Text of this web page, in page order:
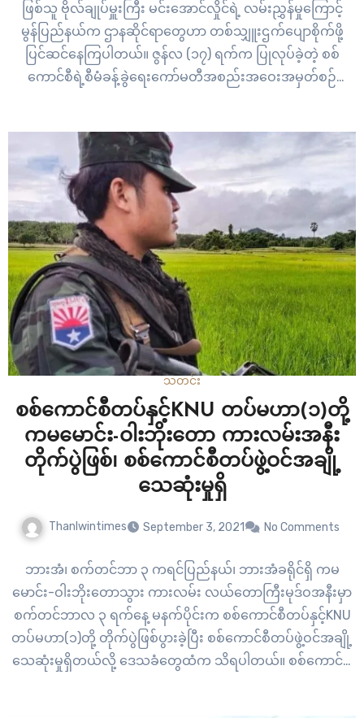
ဖြစ်သူ ဗိုလ်ချုပ်မှူးကြီး မင်းအောင်လှိုင်ရဲ့ လမ်းညွှန်မှုကြောင့်
မွန်ပြည်နယ်က ဌာနဆိုင်ရာတွေဟာ တစ်သျှူးဌက်ပျောစိုက်ဖို့
ပြင်ဆင်နေကြပါတယ်။ ဇွန်လ (၁၇) ရက်က ပြုလုပ်ခဲ့တဲ့ စစ်
ကောင်စီရဲ့စီမံခန့်ခွဲရေးကော်မတီအစည်းအဝေးအမှတ်စဉ်
ည့်ဝသော ငှက်ပျောသီးဝယ်ယူစားသောက်နိုင်ရေးအတွက်
ငှက်ပျောပင်စိုက်ပျိုးလိုပါက တစ်သျှုးဖီးကြမ်းငှက်ပျော နဲ့ တစ်
သျှူးသီးမွှေးငှက်ပျောပင်များကို…
သတင်း
စစ်ကောင်စီတပ်နှင့်KNU တပ်မဟာ(၁)တို့
ကမမောင်း-ဝါးဘိုးတော ကားလမ်းအနီး
တိုက်ပွဲဖြစ်၊ စစ်ကောင်စီတပ်ဖွဲ့ဝင်အချို့
သေဆုံးမှုရှိ
Thanlwintimes September 3, 2021 No Comments
ဘားအံ၊ စက်တင်ဘာ ၃ ကရင်ပြည်နယ်၊ ဘားအံခရိုင်ရှိ ကမ
မောင်း-ဝါးဘိုးတောသွား ကားလမ်း လယ်တောကြီးမုဒ်ဝအနီးမှာ
စက်တင်ဘာလ ၃ ရက်နေ့ မနက်ပိုင်းက စစ်ကောင်စီတပ်နှင့်KNU
တပ်မဟာ(၁)တို့ တိုက်ပွဲဖြစ်ပွားခဲ့ပြီး စစ်ကောင်စီတပ်ဖွဲ့ဝင်အချို့
သေဆုံးမှုရှိတယ်လို့ ဒေသခံတွေထံက သိရပါတယ်။ စစ်ကောင်စီ